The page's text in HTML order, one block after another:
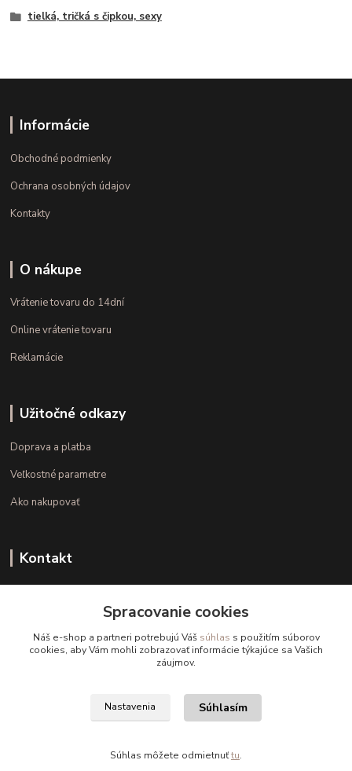
tielká, tričká s čipkou, sexy
Informácie
Obchodné podmienky
Ochrana osobných údajov
Kontakty
O nákupe
Vrátenie tovaru do 14dní
Online vrátenie tovaru
Reklamácie
Užitočné odkazy
Doprava a platba
Veľkostné parametre
Ako nakupovať
Kontakt
(Po.-Pi. 10.00 - 15.00)
info@kvalitnaBielizen.sk
Copyright © kvalitnabielizen.sk
Spracovanie cookies
Náš e-shop a partneri potrebujú Váš súhlas s použitím súborov
cookies, aby Vám mohli zobrazovať informácie týkajúce sa Vašich
záujmov.
Nastavenia Súhlasím
Súhlas môžete odmietnuťtu.